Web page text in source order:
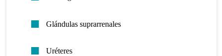
Glándulas suprarrenales
Uréteres